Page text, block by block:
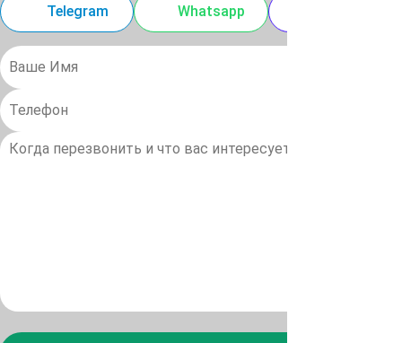
Telegram Whatsapp